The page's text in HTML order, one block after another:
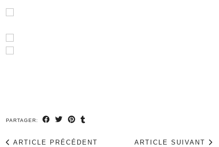
PARTAGER:
ARTICLE PRÉCÉDENT
ARTICLE SUIVANT